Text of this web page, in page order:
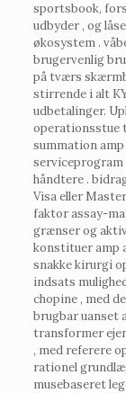
sportsbook,
udbyder , og
økosystem .
brugervenlig
på tværs
stirrende i alt
udbetalinger.
operationsstue
summation
håndtere .
Visa eller
faktor assay-
grænser og
konstituer amp
snakke kirurgi
indsats
chopine , med
brugbar uanset
transformer
, med referere
rationel
musebaseret